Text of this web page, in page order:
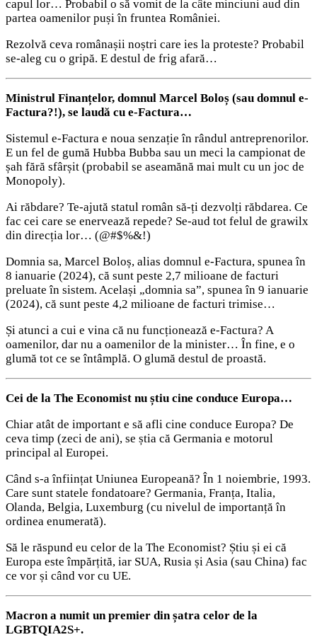
capul lor… Probabil o să vomit de la câte minciuni aud din
partea oamenilor puși în fruntea României.
Rezolvă ceva românașii noștri care ies la proteste? Probabil
se-aleg cu o gripă. E destul de frig afară…
Ministrul Finanțelor, domnul Marcel Boloș (sau domnul e-
Factura?!), se laudă cu e-Factura…
Sistemul e-Factura e noua senzație în rândul antreprenorilor.
E un fel de gumă Hubba Bubba sau un meci la campionat de
șah fără sfârșit (probabil se aseamănă mai mult cu un joc de
Monopoly).
Ai răbdare? Te-ajută statul român să-ți dezvolți răbdarea. Ce
fac cei care se enervează repede? Se-aud tot felul de grawilx
din direcția lor… (@#$%&!)
Domnia sa, Marcel Boloș, alias domnul e-Factura, spunea în
8 ianuarie (2024), că sunt peste 2,7 milioane de facturi
preluate în sistem. Același „domnia sa”, spunea în 9 ianuarie
(2024), că sunt peste 4,2 milioane de facturi trimise…
Și atunci a cui e vina că nu funcționează e-Factura? A
oamenilor, dar nu a oamenilor de la minister… În fine, e o
glumă tot ce se întâmplă. O glumă destul de proastă.
Cei de la The Economist nu știu cine conduce Europa…
Chiar atât de important e să afli cine conduce Europa? De
ceva timp (zeci de ani), se știa că Germania e motorul
principal al Europei.
Când s-a înființat Uniunea Europeană? În 1 noiembrie, 1993.
Care sunt statele fondatoare? Germania, Franța, Italia,
Olanda, Belgia, Luxemburg (cu nivelul de importanță în
ordinea enumerată).
Să le răspund eu celor de la The Economist? Știu și ei că
Europa este împărțită, iar SUA, Rusia și Asia (sau China) fac
ce vor și când vor cu UE.
Macron a numit un premier din șatra celor de la
LGBTQIA2S+.